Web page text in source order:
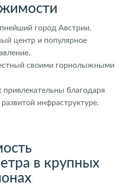
город Австрии.
центр и популярное
своими горнолыжными
привлекательны благодаря
инфраструктуре.
в крупных